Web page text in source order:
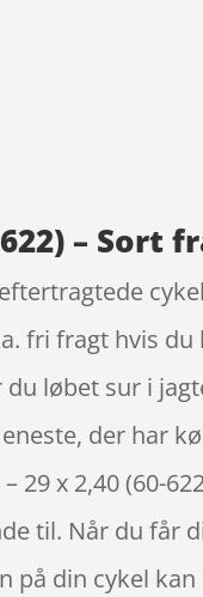
– Sort
fri fragt hvis
løbet sur i
der har
29 x 2,40 (60-
til. Når du får
på din cykel